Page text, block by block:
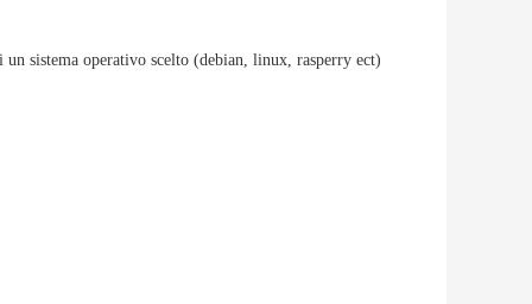
sistema operativo scelto (debian, linux, rasperry ect)